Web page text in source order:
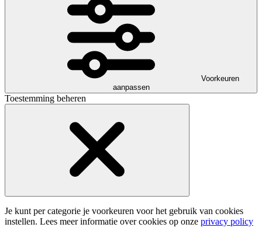
Voorkeuren
aanpassen
Toestemming beheren
Je kunt per categorie je voorkeuren voor het gebruik van cookies
instellen. Lees meer informatie over cookies op onze privacy policy